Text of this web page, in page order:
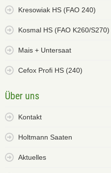
Kresowiak HS (FAO 240)
Kosmal HS (FAO K260/S270)
Mais + Untersaat
Cefox Profi HS (240)
Über uns
Kontakt
Holtmann Saaten
Aktuelles